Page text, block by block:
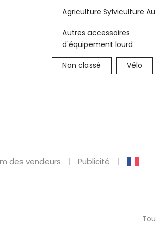
Agriculture Sylviculture
Autres accessoires
d'équipement lourd
Non classé Vélo
des vendeurs Publicité